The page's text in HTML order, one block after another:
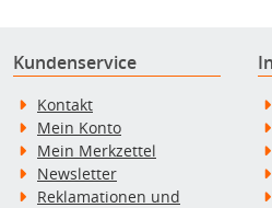
Kundenservice
Kontakt
Mein Konto
Mein Merkzettel
Newsletter
Reklamationen und